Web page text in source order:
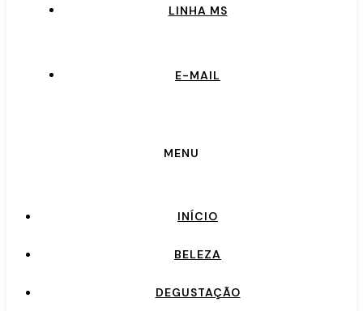
LINHA MS
E-MAIL
MENU
INÍCIO
BELEZA
DEGUSTAÇÃO